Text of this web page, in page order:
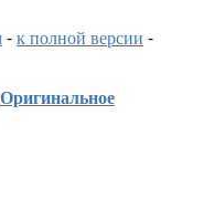
-к полной версии -
Оригинальное